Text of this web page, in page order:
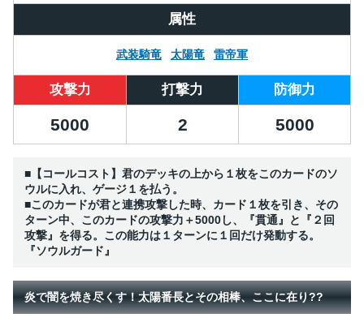
属性
武装騎竜 太陽竜 雷帝軍
攻撃力 打撃力 防御力
5000 2 5000
■【コールコスト】君のデッキの上から１枚をこのカードのソ
ウルに入れ、ゲージ１を払う。
■このカードが君と連携攻撃した時、カード１枚を引き、その
ターン中、このカードの攻撃力＋5000し、『貫通』と『２回
攻撃』を得る。この能力は１ターンに１回だけ発動する。
『ソウルガード』
炎で闇を焼き尽くす！太陽番長とその相棒、ここに在り??